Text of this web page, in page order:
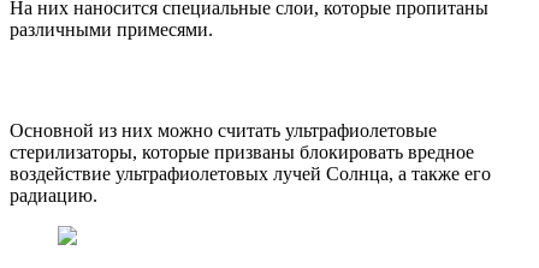
На них наносится специальные слои, которые пропитаны
различными примесями.
Основной из них можно считать ультрафиолетовые
стерилизаторы, которые призваны блокировать вредное
воздействие ультрафиолетовых лучей Солнца, а также его
радиацию.